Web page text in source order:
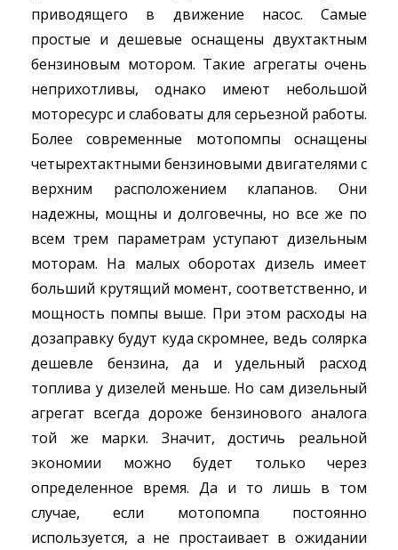
приводящего в движение насос. Самые
простые и дешевые оснащены двухтактным
бензиновым мотором. Такие агрегаты очень
неприхотливы, однако имеют небольшой
моторесурс и слабоваты для серьезной работы.
Более современные мотопомпы оснащены
четырехтактными бензиновыми двигателями с
верхним расположением клапанов. Они
надежны, мощны и долговечны, но все же по
всем трем параметрам уступают дизельным
моторам. На малых оборотах дизель имеет
больший крутящий момент, соответственно, и
мощность помпы выше. При этом расходы на
дозаправку будут куда скромнее, ведь солярка
дешевле бензина, да и удельный расход
топлива у дизелей меньше. Но сам дизельный
агрегат всегда дороже бензинового аналога
той же марки. Значит, достичь реальной
экономии можно будет только через
определенное время. Да и то лишь в том
случае, если мотопомпа постоянно
используется, а не простаивает в ожидании